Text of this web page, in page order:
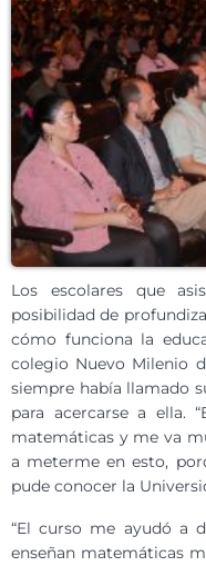
Los escolares que
posibilidad de
cómo funciona la
colegio Nuevo Milenio
siempre había llamado
para acercarse a ella.
matemáticas y me va
a meterme en esto,
pude conocer la
“El curso me ayudó a
enseñan matemáticas